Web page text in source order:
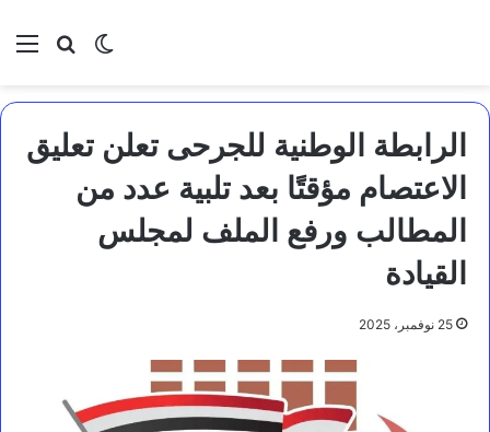
بحثالوضع
الرابطة الوطنية للجرحى تعلن تعليق
الاعتصام مؤقتًا بعد تلبية عدد من
المطالب ورفع الملف لمجلس
القيادة
25 نوفمبر، 2025